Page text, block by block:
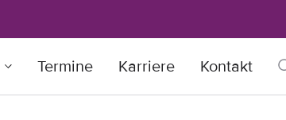
Termine Karriere Kontakt